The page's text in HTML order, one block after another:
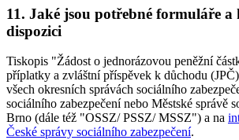
11. Jaké jsou potřebné formuláře a
dispozici
Tiskopis "Žádost o jednorázovou peněžní
příplatky a zvláštní příspěvek k důchodu
všech okresních správách sociálního
sociálního zabezpečení nebo Městské správě
Brno (dále též "OSSZ/ PSSZ/ MSSZ") a na
České správy sociálního zabezpečení.